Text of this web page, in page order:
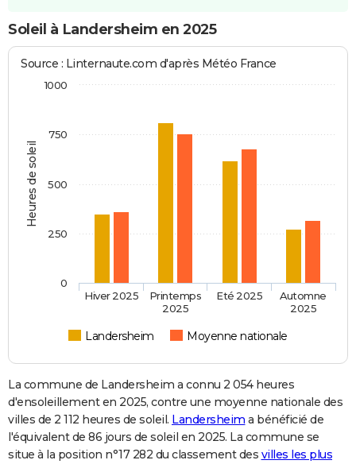
Soleil à Landersheim en 2025
Heures de soleil
Source : Linternaute.com d'après Météo France
Landersheim Moyenne nationale
Hiver 2025
Printemps
2025
Eté 2025
Automne
2025
0
250
500
750
1000
La commune de Landersheim a connu 2 054 heures
d'ensoleillement en 2025, contre une moyenne nationale des
villes de 2 112 heures de soleil. Landersheim a bénéficié de
l'équivalent de 86 jours de soleil en 2025. La commune se
situe à la position n°17 282 du classement des villes les plus